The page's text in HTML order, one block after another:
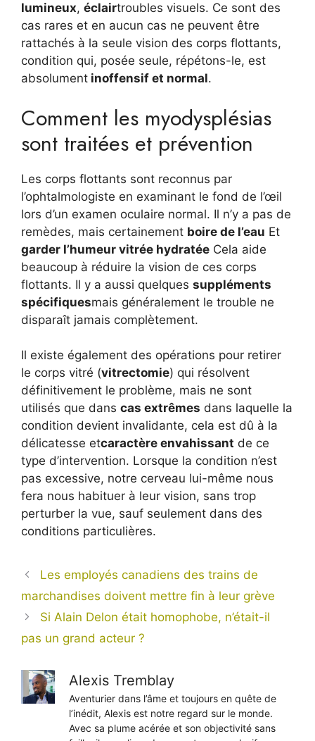
lumineux, éclairtroubles visuels. Ce sont des
cas rares et en aucun cas ne peuvent être
rattachés à la seule vision des corps flottants,
condition qui, posée seule, répétons-le, est
absolument inoffensif et normal.
Comment les myodysplésias
sont traitées et prévention
Les corps flottants sont reconnus par
l’ophtalmologiste en examinant le fond de l’œil
lors d’un examen oculaire normal. Il n’y a pas de
remèdes, mais certainement boire de l’eau Et
garder l’humeur vitrée hydratée Cela aide
beaucoup à réduire la vision de ces corps
flottants. Il y a aussi quelques suppléments
spécifiquesmais généralement le trouble ne
disparaît jamais complètement.
Il existe également des opérations pour retirer
le corps vitré (vitrectomie) qui résolvent
définitivement le problème, mais ne sont
utilisés que dans cas extrêmes dans laquelle la
condition devient invalidante, cela est dû à la
délicatesse etcaractère envahissant de ce
type d’intervention. Lorsque la condition n’est
pas excessive, notre cerveau lui-même nous
fera nous habituer à leur vision, sans trop
perturber la vue, sauf seulement dans des
conditions particulières.
Les employés canadiens des trains de
marchandises doivent mettre fin à leur grève
Si Alain Delon était homophobe, n’était-il
pas un grand acteur ?
Alexis Tremblay
Aventurier dans l’âme et toujours en quête de
l’inédit, Alexis est notre regard sur le monde.
Avec sa plume acérée et son objectivité sans